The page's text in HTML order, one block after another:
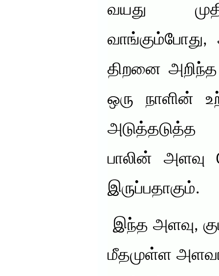
வயது
திறனை
ஒரு நாளின்
பாலின் அளவு
இருப்பதாகும்.
இந்த அளவு,
மீதமுள்ள